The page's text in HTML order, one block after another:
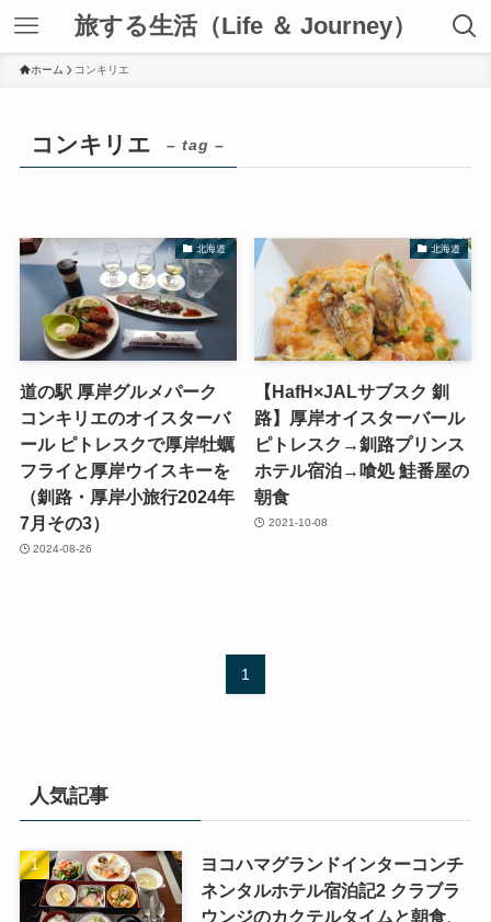
旅する生活（Life ＆ Journey）
ホーム コンキリエ
コンキリエ – tag –
北海道
道の駅 厚岸グルメパーク
コンキリエのオイスターバ
ール ピトレスクで厚岸牡蠣
フライと厚岸ウイスキーを
（釧路・厚岸小旅行2024年
7月その3）
2024-08-26
北海道
【HafH×JALサブスク 釧
路】厚岸オイスターバール
ピトレスク→釧路プリンス
ホテル宿泊→喰処 鮭番屋の
朝食
2021-10-08
1
人気記事
ヨコハマグランドインターコンチ
ネンタルホテル宿泊記2 クラブラ
ウンジのカクテルタイムと朝食、